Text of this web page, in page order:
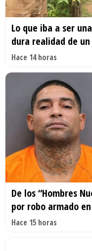
Lo que iba a ser
dura realidad de
Hace 14 horas
De los “Hombres
por robo armado
Hace 15 horas